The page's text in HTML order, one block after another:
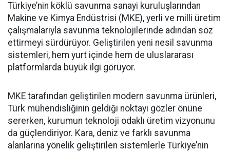
Türkiye’nin köklü savunma sanayi kuruluşlarından
Makine ve Kimya Endüstrisi (MKE), yerli ve milli üretim
çalışmalarıyla savunma teknolojilerinde adından söz
ettirmeyi sürdürüyor. Geliştirilen yeni nesil savunma
sistemleri, hem yurt içinde hem de uluslararası
platformlarda büyük ilgi görüyor.
MKE tarafından geliştirilen modern savunma ürünleri,
Türk mühendisliğinin geldiği noktayı gözler önüne
sererken, kurumun teknoloji odaklı üretim vizyonunu
da güçlendiriyor. Kara, deniz ve farklı savunma
alanlarına yönelik geliştirilen sistemlerle Türkiye’nin